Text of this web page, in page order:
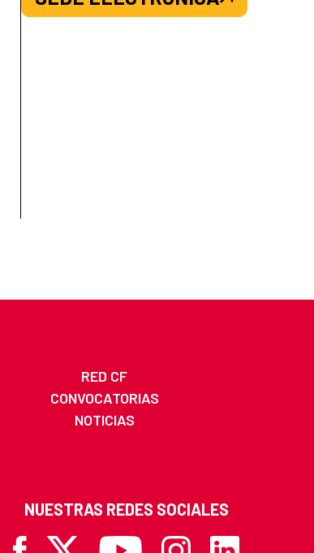
RED CF
CONVOCATORIAS
NOTICIAS
NUESTRAS REDES SOCIALES
Facebook
X Youtube InstagramLinkedin